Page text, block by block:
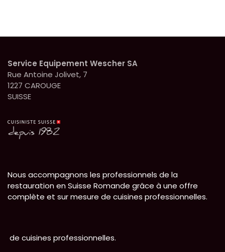
Service Equipement Wescher SA
Rue Antoine Jolivet, 7
1227 CAROUGE
SUISSE
Nous accompagnons les professionnels de la
restauration en Suisse Romande grâce à une offre
complète et sur mesure de cuisines professionnelles.
de cuisines professionnelles.